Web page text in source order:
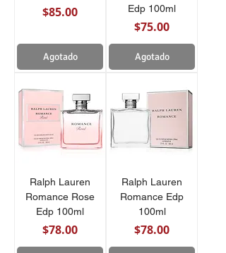
Precio
$85.00
Agotado
Edp 100ml
Precio
$75.00
Agotado
Ralph Lauren
Romance Rose
Edp 100ml
Precio
$78.00
Ralph Lauren
Romance Edp
100ml
Precio
$78.00